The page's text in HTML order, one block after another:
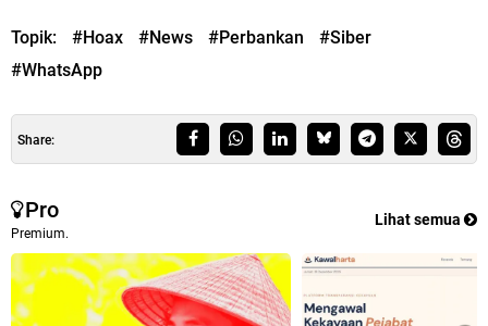
Topik: #Hoax #News #Perbankan
#Siber
#WhatsApp
Share:
Pro
Premium.
Lihat semua